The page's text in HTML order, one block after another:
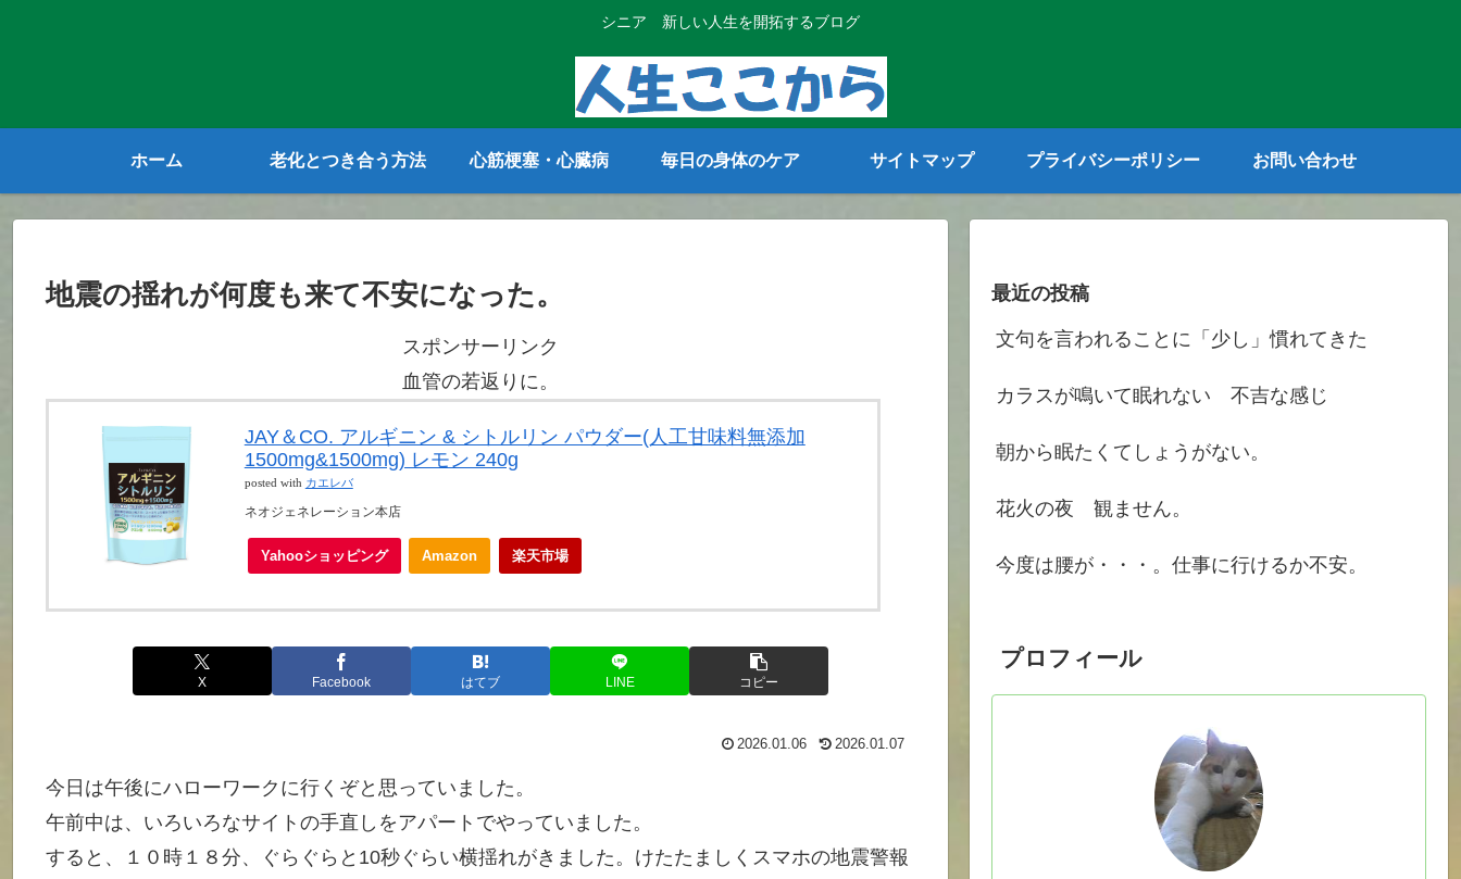
シニア 新しい人生を開拓するブログ
ホーム 老化とつき合う方法 心筋梗塞・心臓病 毎日の身体のケア サイトマップ プライバシーポリシー お問い合わせ
地震の揺れが何度も来て不安になった。
スポンサーリンク
血管の若返りに。
JAY＆CO. アルギニン & シトルリン パウダー(人工甘味料無添加
1500mg&1500mg) レモン 240g
posted with カエレバ
ネオジェネレーション本店
Yahooショッピング Amazon 楽天市場
X Facebook はてブ LINE コピー
2026.01.06 2026.01.07
今日は午後にハローワークに行くぞと思っていました。
午前中は、いろいろなサイトの手直しをアパートでやっていました。
すると、１０時１８分、ぐらぐらと10秒ぐらい横揺れがきました。けたたましくスマホの地震警報
最近の投稿
文句を言われることに「少し」慣れてきた
カラスが鳴いて眠れない 不吉な感じ
朝から眠たくてしょうがない。
花火の夜 観ません。
今度は腰が・・・。仕事に行けるか不安。
プロフィール